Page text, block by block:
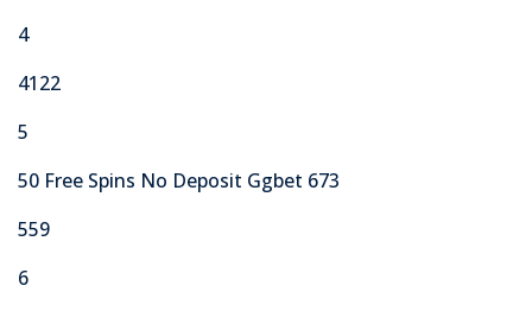
4
4122
5
50 Free Spins No Deposit Ggbet 673
559
6